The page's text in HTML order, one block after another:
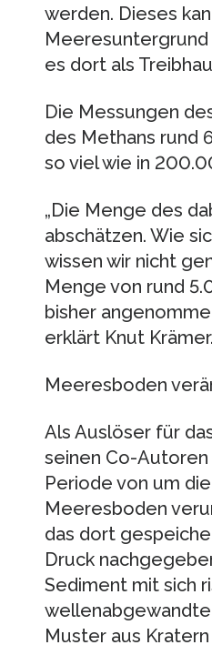
werden. Dieses
Meeresuntergrund
es dort als
Die Messungen
des Methans rund
so viel wie in
„Die Menge des
abschätzen. Wie
wissen wir nicht
Menge von rund
bisher
erklärt Knut Krämer.
Meeresboden
Als Auslöser für
seinen Co-
Periode von um
Meeresboden
das dort
Druck
Sediment mit sich
Muster aus